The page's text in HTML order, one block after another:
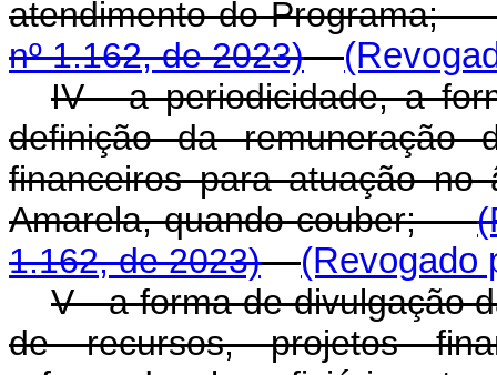
atendimento do
nº 1.162, de 2023)
IV - a periodicidade, a
definição da remuneração
financeiros para atuação
Amarela, quando couber;
1.162, de 2023)
(Revogado
V - a forma de divulgação
de recursos, projetos